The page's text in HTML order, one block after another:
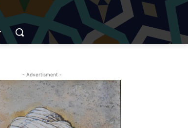
- Advertisment -